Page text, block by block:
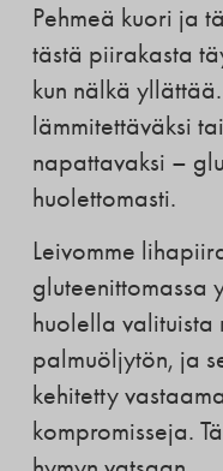
Pehmeä kuori ja
tästä piirakasta
kun nälkä
lämmitettäväksi
napattavaksi –
huolettomasti.
Leivomme
gluteenittomassa
huolella valituista
palmuöljytön, ja
kehitetty
kompromisseja.